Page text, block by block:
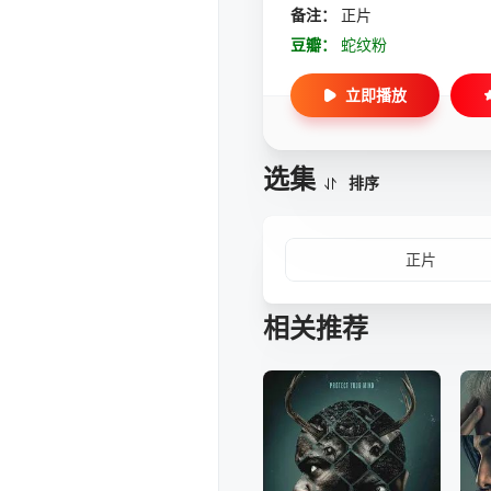
备注：
正片
豆瓣：
蛇纹粉
立即播放
选集 排序
正片
相关推荐